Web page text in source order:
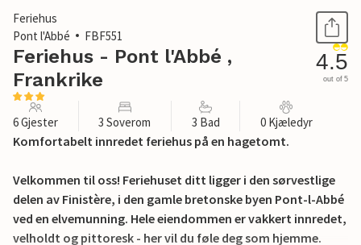
Feriehus
Pont l'Abbé
FBF551
Feriehus - Pont l'Abbé ,
Frankrike
4.5
out of 5
6 Gjester 3 Soverom 3 Bad 0 Kjæledyr
Komfortabelt innredet feriehus på en hagetomt.
Velkommen til oss! Feriehuset ditt ligger i den sørvestlige
delen av Finistère, i den gamle bretonske byen Pont-l-Abbé
ved en elvemunning. Hele eiendommen er vakkert innredet,
velholdt og pittoresk - her vil du føle deg som hjemme.